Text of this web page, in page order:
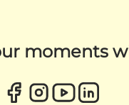
moments